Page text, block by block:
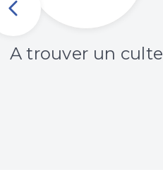
A trouver un culte